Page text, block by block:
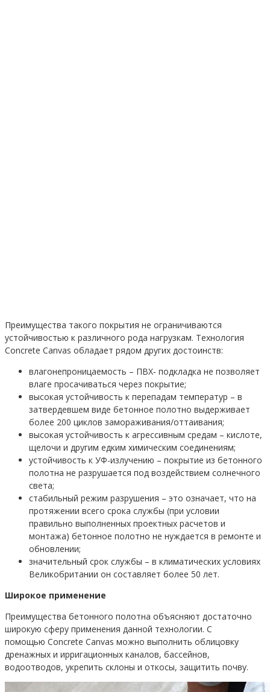
Преимущества такого покрытия не ограничиваются
устойчивостью к различного рода нагрузкам. Технология
Concrete Canvas обладает рядом других достоинств:
влагонепроницаемость – ПВХ‐ подкладка не позволяет
влаге просачиваться через покрытие;
высокая устойчивость к перепадам температур – в
затвердевшем виде бетонное полотно выдерживает
более 200 циклов замораживания/оттаивания;
высокая устойчивость к агрессивным средам – кислоте,
щелочи и другим едким химическим соединениям;
устойчивость к УФ-излучению – покрытие из бетонного
полотна не разрушается под воздействием солнечного
света;
стабильный режим разрушения – это означает, что на
протяжении всего срока службы (при условии
правильно выполненных проектных расчетов и
монтажа) бетонное полотно не нуждается в ремонте и
обновлении;
значительный срок службы – в климатических условиях
Великобритании он составляет более 50 лет.
Широкое применение
Преимущества бетонного полотна объясняют достаточно
широкую сферу применения данной технологии. С
помощью Concrete Canvas можно выполнить облицовку
дренажных и ирригационных каналов, бассейнов,
водоотводов, укрепить склоны и откосы, защитить почву.